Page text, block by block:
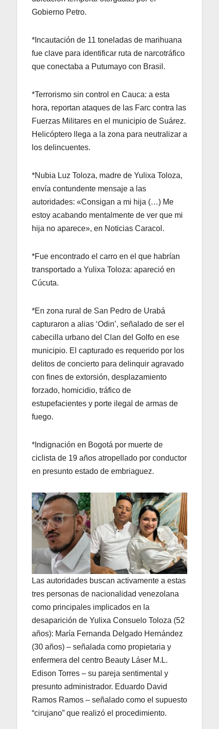
Gobierno Petro.
*Incautación de 11 toneladas de marihuana
fue clave para identificar ruta de narcotráfico
que conectaba a Putumayo con Brasil.
*Terrorismo sin control en Cauca: a esta
hora, reportan ataques de las Farc contra las
Fuerzas Militares en el municipio de Suárez.
Helicóptero llega a la zona para neutralizar a
los delincuentes.
*Nubia Luz Toloza, madre de Yulixa Toloza,
envía contundente mensaje a las
autoridades: «Consigan a mi hija (…) Me
estoy acabando mentalmente de ver que mi
hija no aparece», en Noticias Caracol.
*Fue encontrado el carro en el que habrían
transportado a Yulixa Toloza: apareció en
Cúcuta.
*En zona rural de San Pedro de Urabá
capturaron a alias ‘Odin’, señalado de ser el
cabecilla urbano del Clan del Golfo en ese
municipio. El capturado es requerido por los
delitos de concierto para delinquir agravado
con fines de extorsión, desplazamiento
forzado, homicidio, tráfico de
estupefacientes y porte ilegal de armas de
fuego.
*Indignación en Bogotá por muerte de
ciclista de 19 años atropellado por conductor
en presunto estado de embriaguez.
Las autoridades buscan activamente a estas
tres personas de nacionalidad venezolana
como principales implicados en la
desaparición de Yulixa Consuelo Toloza (52
años): María Fernanda Delgado Hernández
(30 años) – señalada como propietaria y
enfermera del centro Beauty Láser M.L.
Edison Torres – su pareja sentimental y
presunto administrador. Eduardo David
Ramos Ramos – señalado como el supuesto
“cirujano” que realizó el procedimiento.